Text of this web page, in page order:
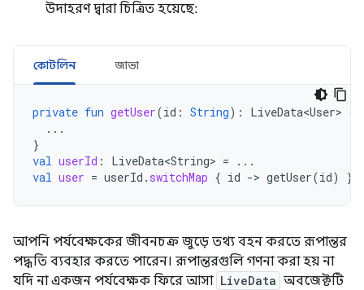
উদাহরণ দ্বারা চিত্রিত হয়েছে:
কোটলিন জাভা
private fun getUser(id : String): LiveData<User> {
...
}
val userId : LiveData<String> =
...
val user = userId . switchMap { id -> getUser(id) }
আপনি পর্যবেক্ষকের জীবনচক্র জুড়ে তথ্য বহন করতে রূপান্তর
পদ্ধতি ব্যবহার করতে পারেন। রূপান্তরগুলি গণনা করা হয় না
যদি না একজন পর্যবেক্ষক ফিরে আসা LiveData অবজেক্টটি